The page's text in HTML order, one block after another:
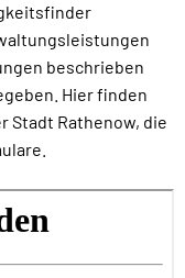
beschrieben
Hier finden
Stadt Rathenow, die